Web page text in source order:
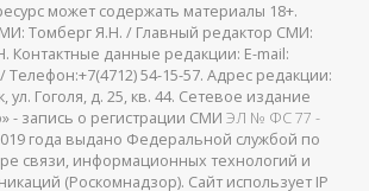
может содержать материалы 18+.
Томберг Я.Н. / Главный редактор СМИ:
Контактные данные редакции: E-mail:
54-15-57. Адрес редакции:
ул. Гоголя, д. 25, кв. 44. Сетевое издание
- запись о регистрации СМИ ЭЛ № ФС 77 -
года выдано Федеральной службой по
связи, информационных технологий и
(Роскомнадзор). Сайт использует IP